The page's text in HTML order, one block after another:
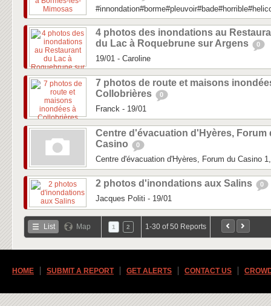
4 photos des inondations au
du Lac à Roquebrune sur Argens
0
19/01 - Caroline
7 photos de route et maisons
Collobrières
0
Franck - 19/01
Centre d'évacuation d'Hyères, Forum
Casino
0
Centre d'évacuation d'Hyères, Forum du Casino
2 photos d'inondations aux Salins 0
Jacques Politi - 19/01
List Map 1 2 1-30 of 50 Reports
HOME SUBMIT A REPORT GET ALERTS CONTACT US